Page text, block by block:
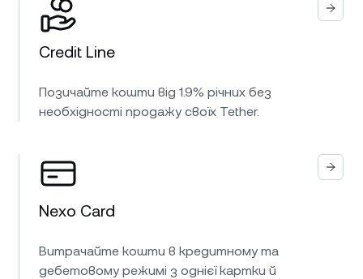
Credit Line
Позичайте кошти від 1.9% річних без
необхідності продажу своїх Tether.
Nexo Card
Витрачайте кошти в кредитному та
дебетовому режимі з однієї картки й